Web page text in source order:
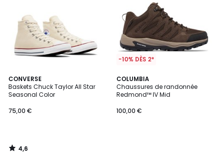
CONVERSE
Baskets Chuck Taylor All Star
Seasonal Color
75,00 €
4,6
/ 5
4,6
/
-10% DÈS 2*
COLUMBIA
Chaussures de randonnée
Redmond™ IV Mid
100,00 €